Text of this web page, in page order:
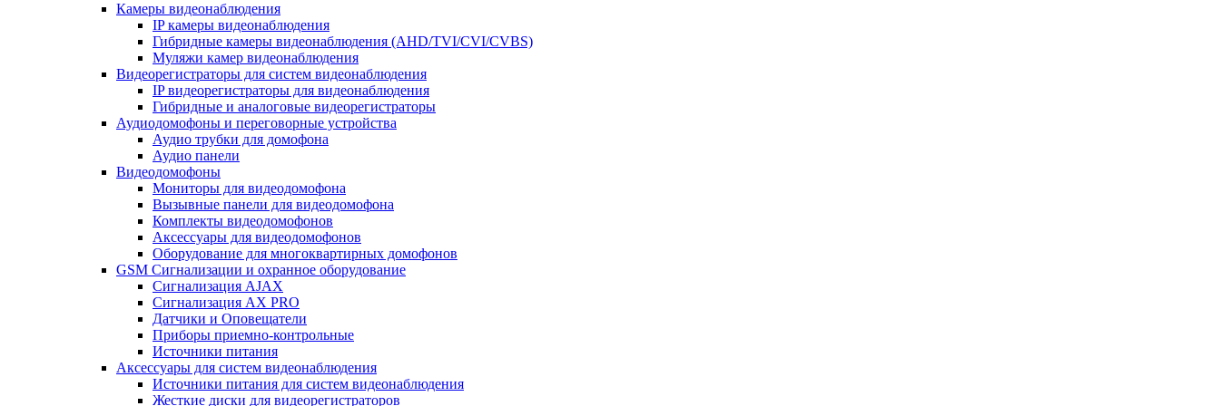
Камеры видеонаблюдения
IP камеры видеонаблюдения
Гибридные камеры видеонаблюдения (AHD/TVI/CVI/CVBS)
Муляжи камер видеонаблюдения
Видеорегистраторы для систем видеонаблюдения
IP видеорегистраторы для видеонаблюдения
Гибридные и аналоговые видеорегистраторы
Аудиодомофоны и переговорные устройства
Аудио трубки для домофона
Аудио панели
Видеодомофоны
Мониторы для видеодомофона
Вызывные панели для видеодомофона
Комплекты видеодомофонов
Аксессуары для видеодомофонов
Оборудование для многоквартирных домофонов
GSM Сигнализации и охранное оборудование
Сигнализация AJAX
Сигнализация AX PRO
Датчики и Оповещатели
Приборы приемно-контрольные
Источники питания
Аксессуары для систем видеонаблюдения
Источники питания для систем видеонаблюдения
Жесткие диски для видеорегистраторов